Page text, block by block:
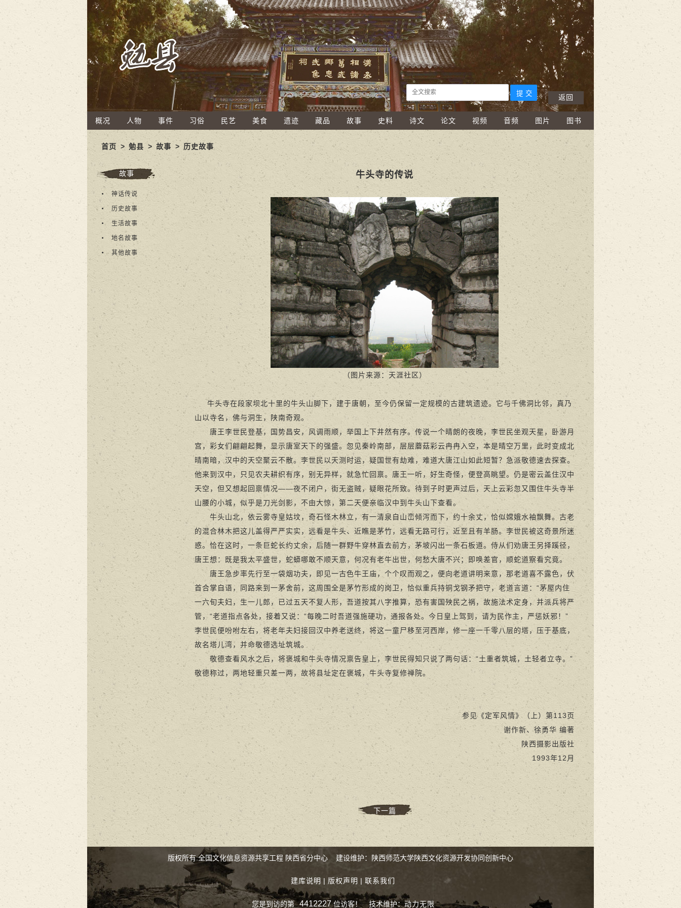
概况 人物 事件 习俗 民艺 美食 遗迹 藏品 故事 史料 诗文 论文 视频 音频 图片 图书
返回
首页 >勉县 > 故事 > 历史故事
故事
神话传说
历史故事
生活故事
地名故事
其他故事
牛头寺的传说
（图片来源：天涯社区）
牛头寺在段家坝北十里的牛头山脚下，建于唐朝，至今仍保留一定规模的古建筑遗迹。它与千佛洞比邻，真乃
山以寺名，佛与洞生，陕南奇观。
唐王李世民登基，国势昌安，风调雨顺，举国上下井然有序。传说一个晴朗的夜晚，李世民坐观天星，卧游月
宫，彩女们翩翩起舞，显示唐室天下的强盛。忽见秦岭南部，层层蘑菇彩云冉冉入空，本是晴空万里，此时变成北
晴南暗，汉中的天空聚云不散。李世民以天测时运，疑国世有劫难，难道大唐江山如此短暂？急派敬德速去探查。
他来到汉中，只见农夫耕织有序，别无异样，就急忙回禀。唐王一听，好生奇怪，便登高眺望。仍是密云盖住汉中
天空，但又想起回禀情况——夜不闭户，街无盗贼，疑眼花所致。待到子时更声过后，天上云彩忽又围住牛头寺半
山腰的小城，似乎是刀光剑影，不由大惊，第二天便亲临汉中到牛头山下查看。
牛头山北，依云雾寺皇姑坟，奇石怪木林立，有一清泉自山峦倾泻而下，约十余丈，恰似嫦娥水袖飘舞。古老
的混合林木把这儿盖得严严实实，远看是牛头、近瞧是茅竹，远看无路可行，近至且有羊肠。李世民被这奇景所迷
惑。恰在这时，一条巨蛇长约丈余，后随一群野牛穿林直去前方，茅坡闪出一条石板道。侍从们劝唐王另择蹊径，
唐王想：既是我太平盛世，蛇蟒哪敢不顺天意，何况有老牛出世，何愁大唐不兴；即唤差官，顺蛇道察看究竟。
唐王急步率先行至一袋烟功夫，即见一古色牛王庙，个个叹而观之，便向老道讲明来意，那老道喜不露色，伏
首合掌自语，同路来到一茅舍前，这周围全是茅竹形成的岗卫，恰似重兵持铜戈钢矛把守，老道言道：“茅屋内住
一六旬夫妇，生一儿郎，已过五天不复人形，吾道按其八字推算，恐有害国殃民之祸，故施法术定身，并派兵将严
管，“老道指点各处，接着又说：“每晚二时吾道强施硬功，通报各处。今日皇上驾到，请为民作主，严惩妖邪！”
李世民便吩咐左右，将老年夫妇接回汉中养老送终，将这一童尸移至河西岸，修一座一千零八层的塔，压于基底，
故名塔儿湾，并命敬德选址筑城。
敬德查看风水之后，将褒城和牛头寺情况禀告皇上，李世民得知只说了两句话：“土重者筑城，土轻者立寺。”
敬德称过，两地轻重只差一两，故将县址定在褒城，牛头寺复修禅院。
参见《定军风情》（上）第113页
谢作新、徐勇华 编著
陕西摄影出版社
1993年12月
下一篇
版权所有:全国文化信息资源共享工程 陕西省分中心 建设维护：陕西师范大学陕西文化资源开发协同创新中心
建库说明 | 版权声明 | 联系我们
您是到访的第 4412227 位访客！ 技术维护：动力无限